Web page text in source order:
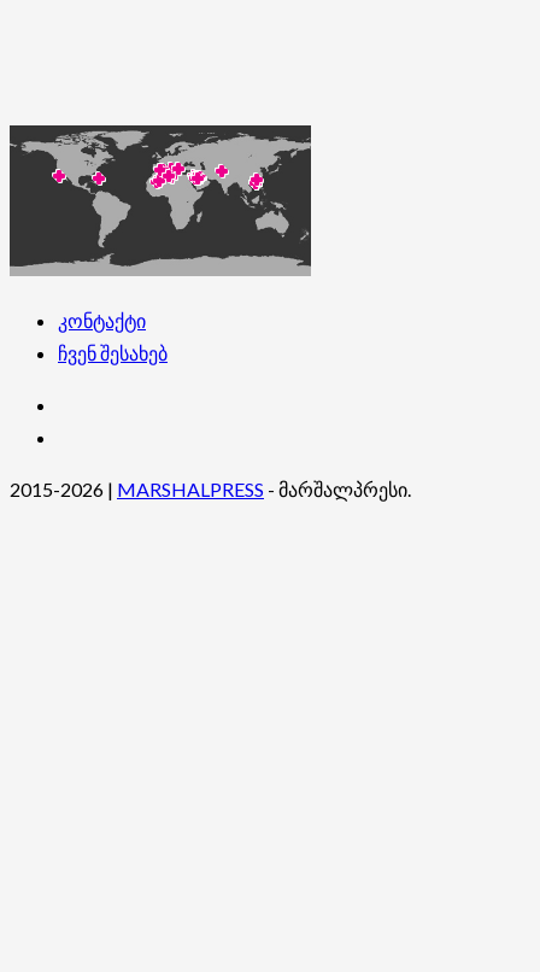
კონტაქტი
ჩვენ შესახებ
2015-2026 | MARSHALPRESS - მარშალპრესი.